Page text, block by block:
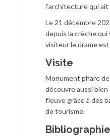
l’architecture qui
Le 21 décembre
depuis la crèche
visiteur le drame
Visite
Monument phare
découvre aussi
fleuve grâce à des
de tourisme.
Bibliographie